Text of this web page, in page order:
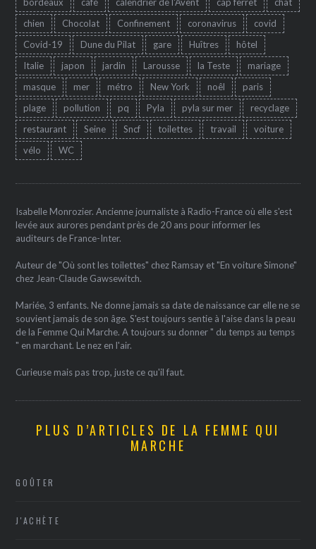
chien
Chocolat Confinement coronavirus
covid
Covid-19
Dune du Pilat gare Huîtres
hôtel
Italie
japon jardin Larousse la Teste
mariage
masque
mer métro New York noêl
paris
plage
pollution pq Pyla pyla sur mer
recyclage
restaurant
Seine Sncf toilettes travail
voiture
vélo
WC
Isabelle Monrozier. Ancienne journaliste à Radio-France où elle s'est
levée aux aurores pendant près de 20 ans pour informer les
auditeurs de France-Inter.
Auteur de "Où sont les toilettes" chez Ramsay et "En voiture Simone"
chez Jean-Claude Gawsewitch.
Mariée, 3 enfants. Ne donne jamais sa date de naissance car elle ne se
souvient jamais de son âge. S'est toujours sentie à l'aise dans la peau
de la Femme Qui Marche. A toujours su donner " du temps au temps
" en marchant. Le nez en l'air.
Curieuse mais pas trop, juste ce qu'il faut.
PLUS D’ARTICLES DE LA FEMME QUI
MARCHE
GOÛTER
J'ACHÈTE